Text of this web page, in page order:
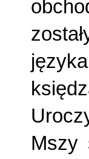
Mszy